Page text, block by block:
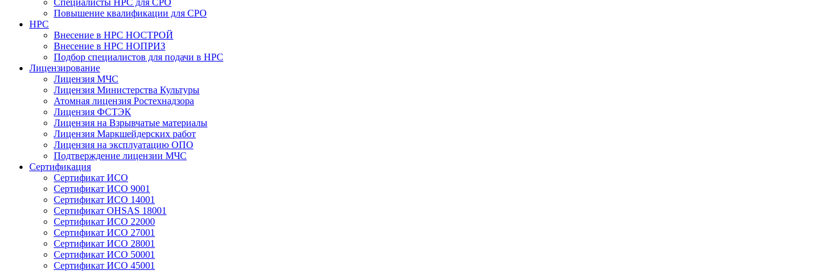
Специалисты НРС для СРО
Повышение квалификации для СРО
НРС
Внесение в НРС НОСТРОЙ
Внесение в НРС НОПРИЗ
Подбор специалистов для подачи в НРС
Лицензирование
Лицензия МЧС
Лицензия Министерства Культуры
Атомная лицензия Ростехнадзора
Лицензия ФСТЭК
Лицензия на Взрывчатые материалы
Лицензия Маркшейдерских работ
Лицензия на эксплуатацию ОПО
Подтверждение лицензии МЧС
Сертификация
Сертификат ИСО
Сертификат ИСО 9001
Сертификат ИСО 14001
Сертификат OHSAS 18001
Сертификат ИСО 22000
Сертификат ИСО 27001
Сертификат ИСО 28001
Сертификат ИСО 50001
Сертификат ИСО 45001